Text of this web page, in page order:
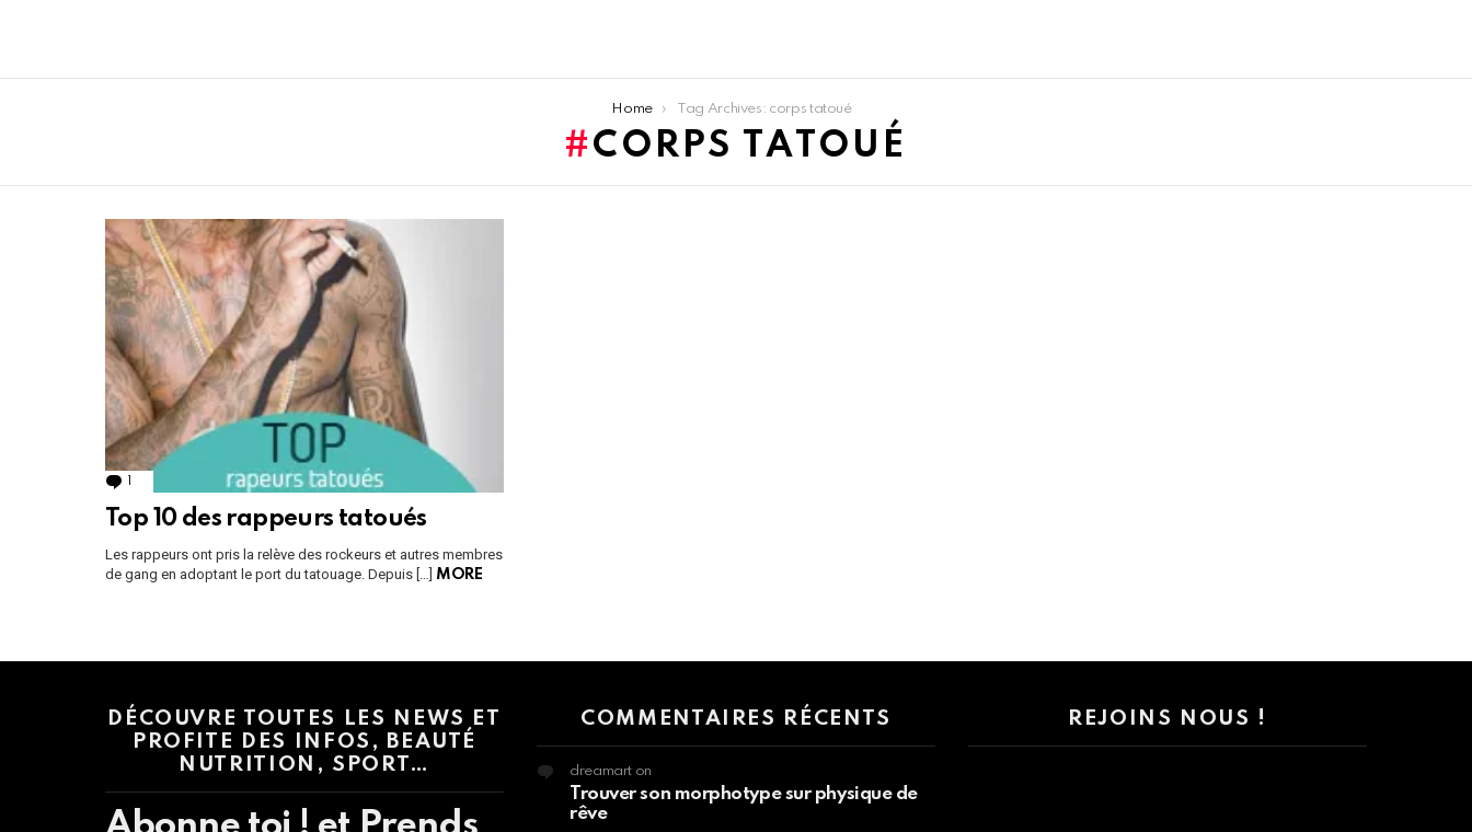
Home Tag Archives: corps tatoué
CORPS TATOUÉ
LATEST
STORIES
1
Top 10 des rappeurs tatoués
Les rappeurs ont pris la relève des rockeurs et autres membres
de gang en adoptant le port du tatouage. Depuis […] MORE
DÉCOUVRE TOUTES LES NEWS ET
PROFITE DES INFOS, BEAUTÉ
NUTRITION, SPORT…
COMMENTAIRES RÉCENTS
dreamart on
Trouver son morphotype sur physique de
rêve
REJOINS NOUS !